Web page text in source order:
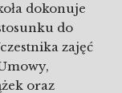
dokonuje
do
zajęć
oraz